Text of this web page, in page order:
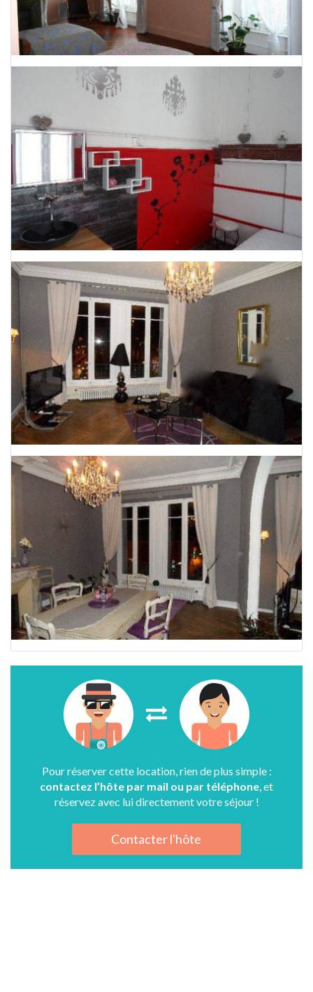
Pour réserver cette location, rien de plus simple :
contactez l’hôte par mail ou par téléphone , et
réservez avec lui directement votre séjour !
Contacter l'hôte